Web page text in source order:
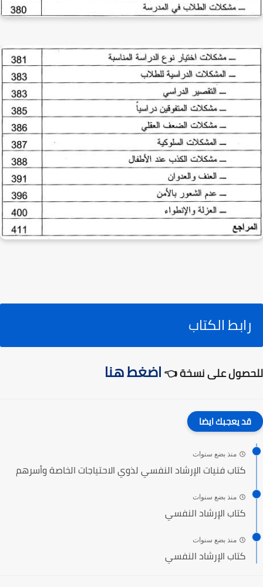
رابط الكتاب
للحصول على نسخة 👈اضغط هنا
قد يعجبك ايضا
منذ بضع سنوات
كتاب فنيات الإرشاد النفسي لذوي الاحتياجات الخاصة وأسرهم
منذ بضع سنوات
كتاب الإرشاد النفسي
منذ بضع سنوات
كتاب الإرشاد النفسي